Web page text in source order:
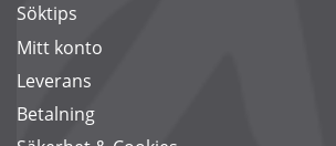
Söktips
Mitt konto
Leverans
Betalning